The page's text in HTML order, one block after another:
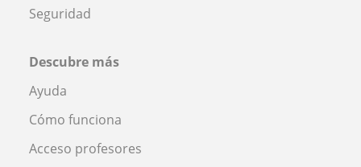
Seguridad
Descubre más
Ayuda
Cómo funciona
Acceso profesores